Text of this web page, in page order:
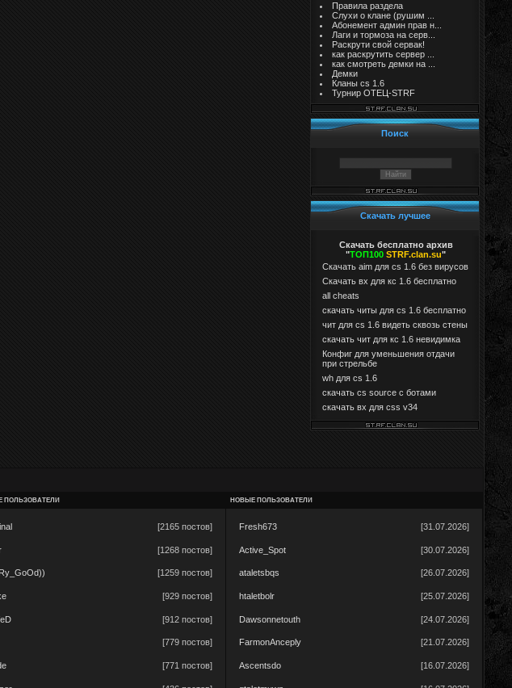
Правила раздела
Слухи о клане (рушим ...
Абонемент админ прав н...
Лаги и тормоза на серв...
Раскрути свой сервак!
как раскрутить сервер ...
как смотреть демки на ...
Демки
Кланы cs 1.6
Турнир ОТЕЦ-STRF
Поиск
Скачать лучшее
Скачать бесплатно архив
"ТОП100 STRF.clan.su"
Скачать aim для cs 1.6 без вирусов
Cкачать вх для кс 1.6 бесплатно
all cheats
скачать читы для cs 1.6 бесплатно
чит для cs 1.6 видеть сквозь стены
скачать чит для кс 1.6 невидимка
Конфиг для уменьшения отдачи
при стрельбе
wh для cs 1.6
скачать cs source с ботами
скачать вх для css v34
ПОЛЬЗОВАТЕЛИ НОВЫЕ ПОЛЬЗОВАТЕЛИ
[2165 постов]
[1268 постов]
[1259 постов]
[929 постов]
[912 постов]
[779 постов]
[771 постов]
Fresh673 [31.07.2026]
Active_Spot [30.07.2026]
ataletsbqs [26.07.2026]
htaletbolr [25.07.2026]
Dawsonnetouth [24.07.2026]
FarmonAnceply [21.07.2026]
Ascentsdo [16.07.2026]